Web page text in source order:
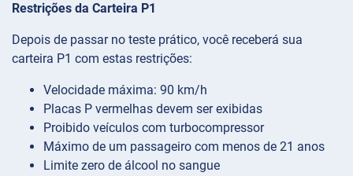
Restrições da Carteira P1
Depois de passar no teste prático, você receberá sua
carteira P1 com estas restrições:
Velocidade máxima: 90 km/h
Placas P vermelhas devem ser exibidas
Proibido veículos com turbocompressor
Máximo de um passageiro com menos de 21 anos
Limite zero de álcool no sangue